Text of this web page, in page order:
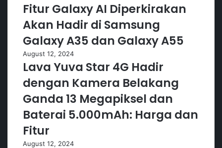
Fitur Galaxy AI Diperkirakan
Akan Hadir di Samsung
Galaxy A35 dan Galaxy A55
August 12, 2024
Lava Yuva Star 4G Hadir
dengan Kamera Belakang
Ganda 13 Megapiksel dan
Baterai 5.000mAh: Harga dan
Fitur
August 12, 2024